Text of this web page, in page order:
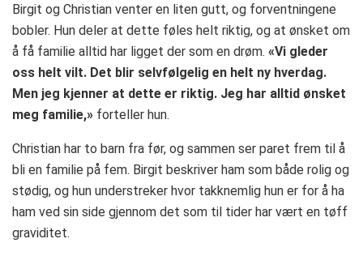
Birgit og Christian venter en liten gutt, og forventningene
bobler. Hun deler at dette føles helt riktig, og at ønsket om
å få familie alltid har ligget der som en drøm. «Vi gleder
oss helt vilt. Det blir selvfølgelig en helt ny hverdag.
Men jeg kjenner at dette er riktig. Jeg har alltid ønsket
meg familie,» forteller hun.
Christian har to barn fra før, og sammen ser paret frem til å
bli en familie på fem. Birgit beskriver ham som både rolig og
stødig, og hun understreker hvor takknemlig hun er for å ha
ham ved sin side gjennom det som til tider har vært en tøff
graviditet.